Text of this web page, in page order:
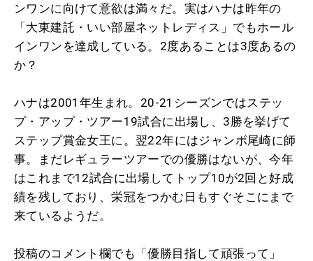
ンワンに向けて意欲は満々だ。実はハナは昨年の
「大東建託・いい部屋ネットレディス」でもホール
インワンを達成している。2度あることは3度あるの
か？
ハナは2001年生まれ。20-21シーズンではステッ
プ・アップ・ツアー19試合に出場し、3勝を挙げて
ステップ賞金女王に。翌22年にはジャンボ尾崎に師
事。まだレギュラーツアーでの優勝はないが、今年
はこれまで12試合に出場してトップ10が2回と好成
績を残しており、栄冠をつかむ日もすぐそこにまで
来ているようだ。
投稿のコメント欄でも「優勝目指して頑張って」